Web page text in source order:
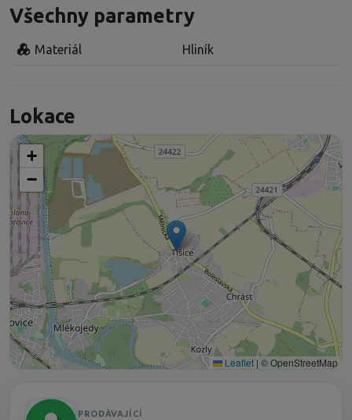
Všechny parametry
Materiál Hliník
Lokace
+
−
Leaflet | © OpenStreetMap
PRODÁVAJÍCÍ